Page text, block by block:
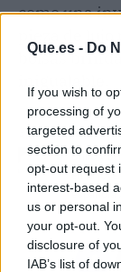
Que.es - Do
If you wish to
processing of
targeted
section to
opt-out request
interest-based
us or personal
your opt-out.
disclosure of
IAB’s list of
como una
bolsas
Artículo anterior
Brillo y
en la